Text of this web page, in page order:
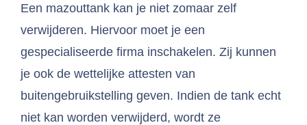
Een mazouttank kan je niet zomaar zelf
verwijderen. Hiervoor moet je een
gespecialiseerde firma inschakelen. Zij kunnen
je ook de wettelijke attesten van
buitengebruikstelling geven. Indien de tank echt
niet kan worden verwijderd, wordt ze